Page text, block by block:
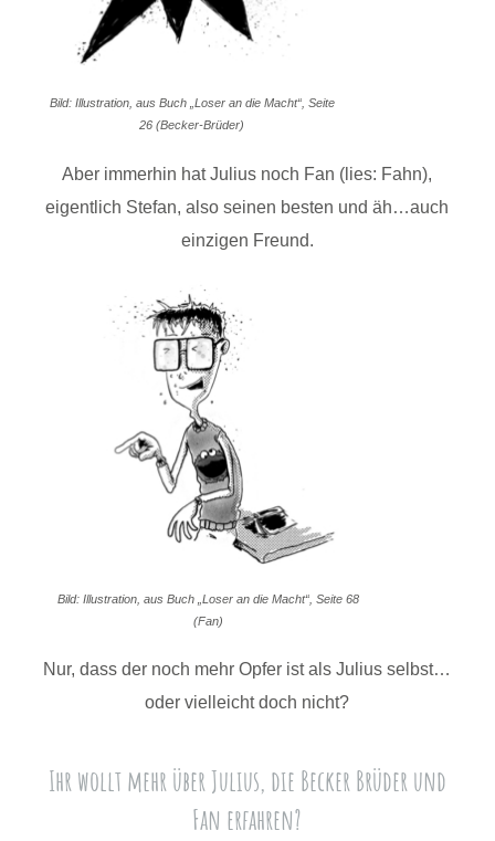
Bild: Illustration, aus Buch „Loser an die Macht“, Seite
26 (Becker-Brüder)
Aber immerhin hat Julius noch Fan (lies: Fahn),
eigentlich Stefan, also seinen besten und äh…auch
einzigen Freund.
Bild: Illustration, aus Buch „Loser an die Macht“, Seite 68
(Fan)
Nur, dass der noch mehr Opfer ist als Julius selbst…
oder vielleicht doch nicht?
Ihr wollt mehr über Julius, die Becker Brüder und
Fan erfahren?